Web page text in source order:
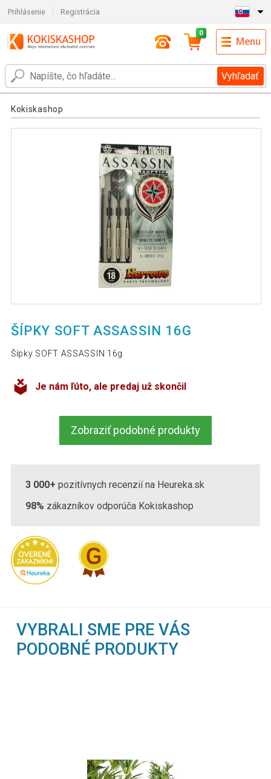
Prihlásenie Registrácia
Vyhľadať
0
Menu
Kokiskashop
ŠÍPKY SOFT ASSASSIN 16G
Šípky SOFT ASSASSIN 16g
Je nám ľúto, ale predaj už skončil
Zobraziť podobné produkty
3 000+ pozitívnych recenzií na Heureka.sk
98% zákazníkov odporúča Kokiskashop
VYBRALI SME PRE VÁS
PODOBNÉ PRODUKTY